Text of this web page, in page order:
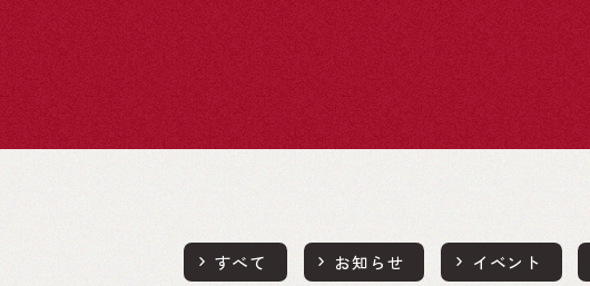
すべて お知らせ イベント